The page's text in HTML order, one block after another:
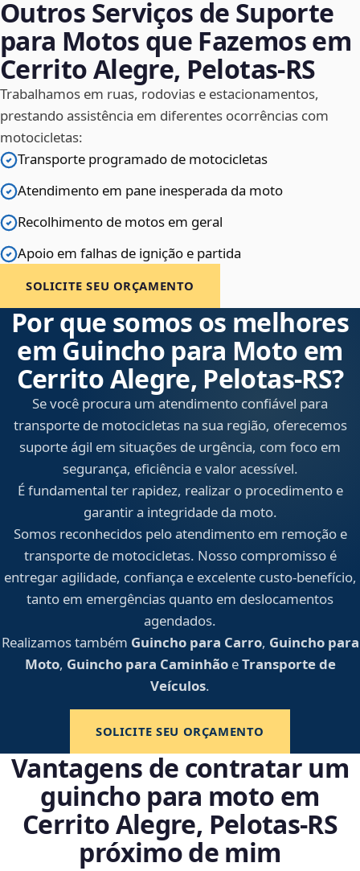
Outros Serviços de Suporte
para Motos que Fazemos em
Cerrito Alegre, Pelotas‑RS
Trabalhamos em ruas, rodovias e estacionamentos,
prestando assistência em diferentes ocorrências com
motocicletas:
Transporte programado de motocicletas
Atendimento em pane inesperada da moto
Recolhimento de motos em geral
Apoio em falhas de ignição e partida
SOLICITE SEU ORÇAMENTO
Por que somos os melhores
em Guincho para Moto em
Cerrito Alegre, Pelotas‑RS?
Se você procura um atendimento confiável para
transporte de motocicletas na sua região, oferecemos
suporte ágil em situações de urgência, com foco em
segurança, eficiência e valor acessível.
É fundamental ter rapidez, realizar o procedimento e
garantir a integridade da moto.
Somos reconhecidos pelo atendimento em remoção e
transporte de motocicletas. Nosso compromisso é
entregar agilidade, confiança e excelente custo-benefício,
tanto em emergências quanto em deslocamentos
agendados.
Realizamos também Guincho para Carro, Guincho para
Moto, Guincho para CaminhãoeTransporte de
Veículos.
SOLICITE SEU ORÇAMENTO
Vantagens de contratar um
guincho para moto em
Cerrito Alegre, Pelotas‑RS
próximo de mim